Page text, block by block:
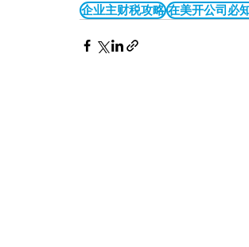
企业主财税攻略 在美开公司必